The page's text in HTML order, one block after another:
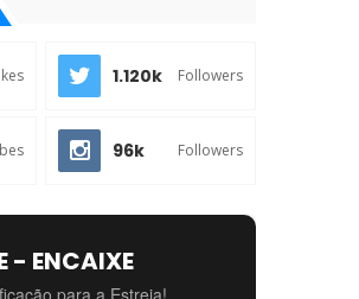
1.120k Followers
96k Followers
- ENCAIXE
para a Estreia!